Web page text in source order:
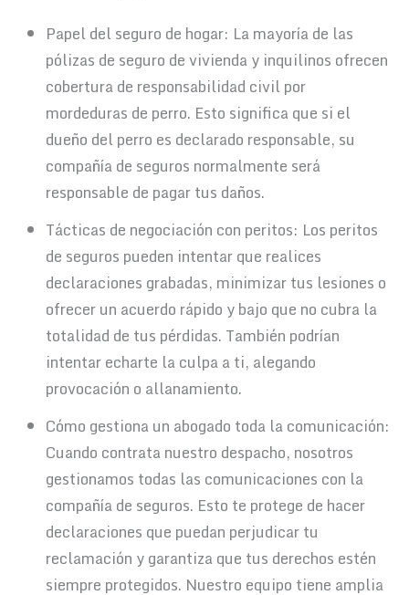
Papel del seguro de hogar: La mayoría de las
pólizas de seguro de vivienda y inquilinos ofrecen
cobertura de responsabilidad civil por
mordeduras de perro. Esto significa que si el
dueño del perro es declarado responsable, su
compañía de seguros normalmente será
responsable de pagar tus daños.
Tácticas de negociación con peritos: Los peritos
de seguros pueden intentar que realices
declaraciones grabadas, minimizar tus lesiones o
ofrecer un acuerdo rápido y bajo que no cubra la
totalidad de tus pérdidas. También podrían
intentar echarte la culpa a ti, alegando
provocación o allanamiento.
Cómo gestiona un abogado toda la comunicación:
Cuando contrata nuestro despacho, nosotros
gestionamos todas las comunicaciones con la
compañía de seguros. Esto te protege de hacer
declaraciones que puedan perjudicar tu
reclamación y garantiza que tus derechos estén
siempre protegidos. Nuestro equipo tiene amplia